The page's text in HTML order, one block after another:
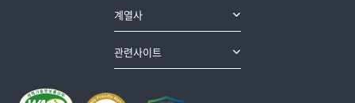
계열사
관련사이트